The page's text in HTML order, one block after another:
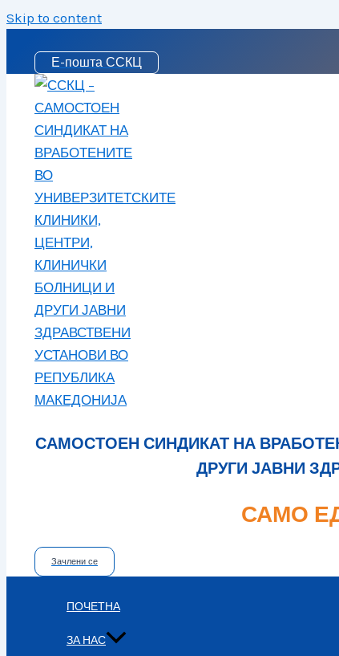
Skip to content
Е-пошта ССКЦ
САМОСТОЕН СИНДИКАТ НА
ДРУГИ ЈАВНИ
САМО
Зачлени се
ПОЧЕТНА
ЗА НАС